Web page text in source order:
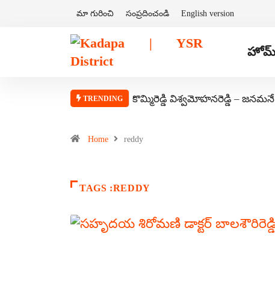
మా గురించి సంప్రదించండి English version
హోమ్
TRENDING కొమ్మిరెడ్డి విశ్వమోహనరెడ్డి –
Home reddy
TAGS :REDDY